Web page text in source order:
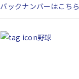
バックナンバーはこちら
野球